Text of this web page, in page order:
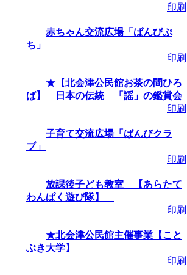
エーション
よ！
」 受付期
姫のこびる塾
受付期間：～
づる号乗車体
康づくり」」 受
地区歴史ウオ
付期間：～
印刷
赤ちゃん交流広場「ばんびぷ
ち」
印刷
★【北会津公民館お茶の間ひろ
ば】 日本の伝統 「謡」の鑑賞会
印刷
子育て交流広場「ばんびクラ
ブ」
印刷
放課後子ども教室 【あらたて
わんぱく遊び隊】
印刷
★北会津公民館主催事業【こと
ぶき大学】
印刷